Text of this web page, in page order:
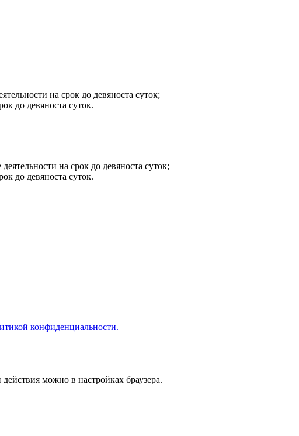
на срок до девяноста суток;
до девяноста суток.
на срок до девяноста суток;
до девяноста суток.
конфиденциальности.
можно в настройках браузера.